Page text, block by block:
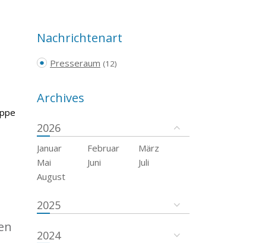
Nachrichtenart
Presseraum (12)
Archives
2026
Januar Februar
März
Mai
Juni
Juli
August
2025
2024